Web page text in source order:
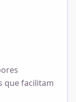
que facilitam